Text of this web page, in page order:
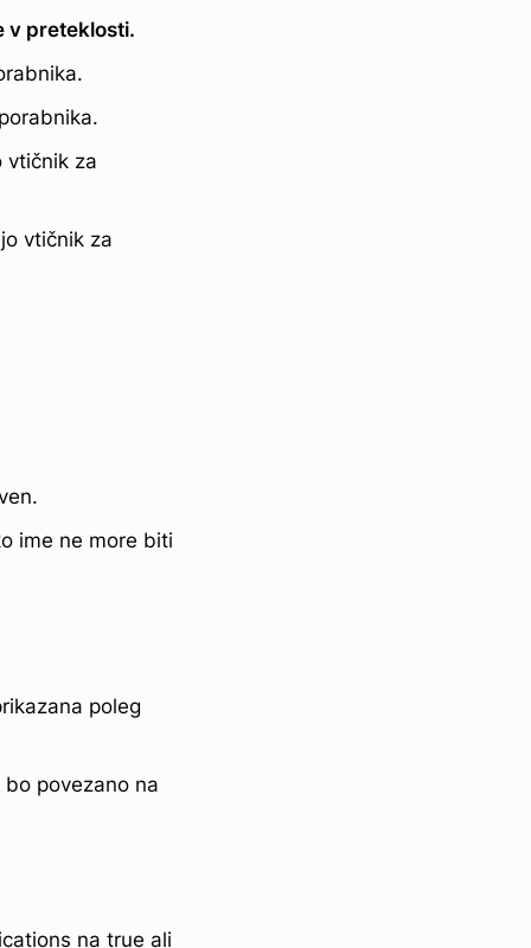
v preteklosti.
vtičnik za
vtičnik za
ime ne more biti
poleg
povezano na
na true ali